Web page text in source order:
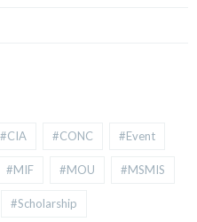
#CIA #CONC #Event
#MIF #MOU #MSMIS
#Scholarship